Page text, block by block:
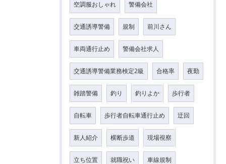
空調服おしゃれ 警備会社
交通誘導警備 規制 前川さん
車両通行止め 警備会社求人
交通誘導警備業務検定2級 合格率 夜勤
雑踏警備 釣り 釣りよか 歩行者
自転車 歩行者自転車通行止め 迂回
新人紹介 横断歩道 現場視察
立ち位置 就職祝い 車線規制